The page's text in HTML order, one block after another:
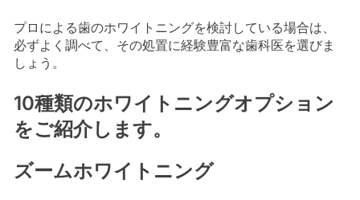
プロによる歯のホワイトニングを検討している場合は、
必ずよく調べて、その処置に経験豊富な歯科医を選びま
しょう。
10種類のホワイトニングオプション
をご紹介します。
ズームホワイトニング